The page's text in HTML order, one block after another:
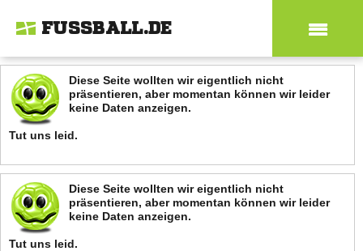
FUSSBALL.DE
Diese Seite wollten wir eigentlich nicht
präsentieren, aber momentan können wir leider
keine Daten anzeigen.
Tut uns leid.
Diese Seite wollten wir eigentlich nicht
präsentieren, aber momentan können wir leider
keine Daten anzeigen.
Tut uns leid.